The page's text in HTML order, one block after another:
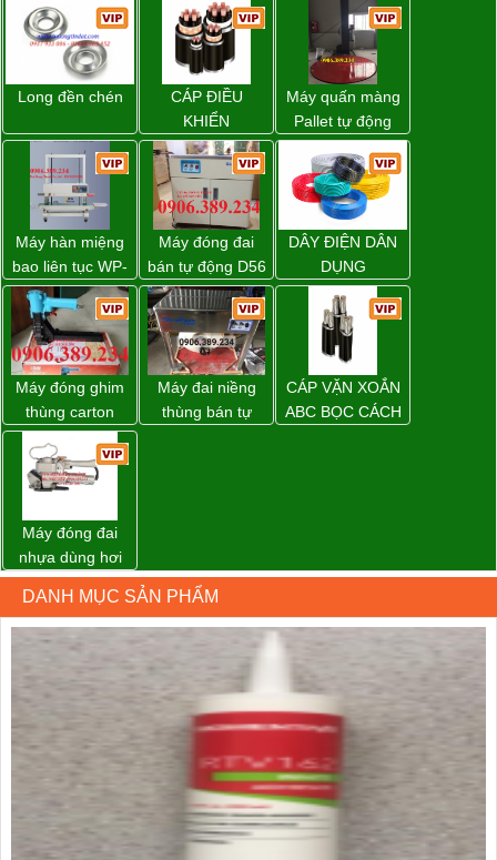
Long đền chén
CÁP ĐIỀU
KHIỂN
Máy quấn màng
Pallet tự động
WP-55 xuất xứ
Đài Loan
Máy hàn miệng
bao liên tục WP-
1200V chính
hãng giá tốt
Máy đóng đai
bán tự động D56
Strapack
DÂY ĐIỆN DÂN
DỤNG
Máy đóng ghim
thùng carton
dùng khí nén giá
tốt
Máy đai niềng
thùng bán tự
CÁP VẶN XOẮN
ABC BỌC CÁCH
Máy đóng đai
nhựa dùng hơi
khí nén WP-20
DANH MỤC SẢN PHẨM